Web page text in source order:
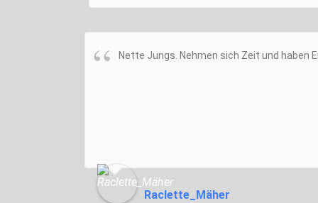
Nette Jungs. Nehmen sich Zeit und haben
Raclette_Mäher